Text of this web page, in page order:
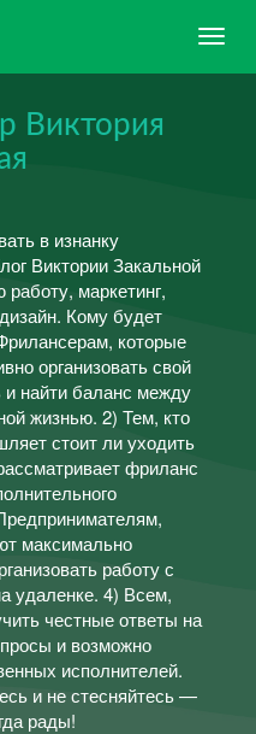
Виктория
в изнанку
Виктории Закальной
маркетинг,
Кому будет
которые
организовать свой
и найти баланс между
жизнью. 2) Тем, кто
стоит ли уходить
фриланс
максимально
работу с
удаленке. 4) Всем,
честные ответы на
и возможно
исполнителей.
и не стесняйтесь —
рады!